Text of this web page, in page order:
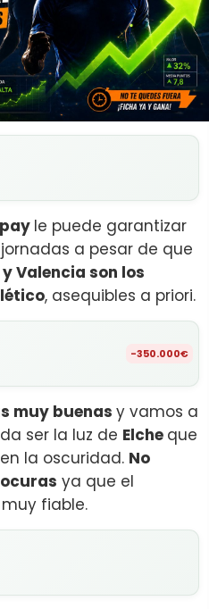
le puede garantizar
a pesar de que
Valencia son los
, asequibles a priori.
-350.000€
muy buenas y vamos a
ser la luz de Elche que
la oscuridad. No
ya que el
fiable.